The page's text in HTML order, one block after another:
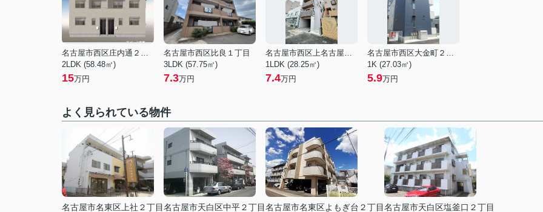
名古屋市西区庄内通２丁目
2LDK (58.48㎡)
15万円
名古屋市西区比良１丁目
3LDK (57.75㎡)
7.3万円
名古屋市西区上名古屋３丁目
1LDK (28.25㎡)
7.4万円
名古屋市西区大金町２丁目
1K (27.03㎡)
5.9万円
よく見られている物件
名古屋市名東区上社２丁目名古屋市天白区中平２丁目名古屋市名東区よもぎ台２丁目名古屋市天白区塩釜口２丁目